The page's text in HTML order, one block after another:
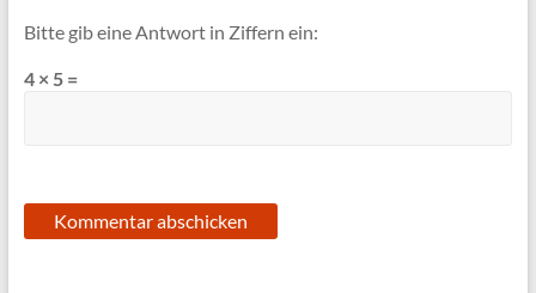
Bitte gib eine Antwort in Ziffern ein:
4 × 5 =